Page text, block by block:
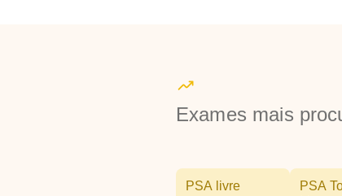
Exames mais
PSA livre
PSA